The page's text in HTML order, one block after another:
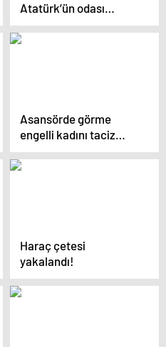
Atatürk’ün odası
ziyarete açılıyor
Asansörde görme
engelli kadını taciz
eden memura 7 yıl
hapis talebi
Haraç çetesi
yakalandı!